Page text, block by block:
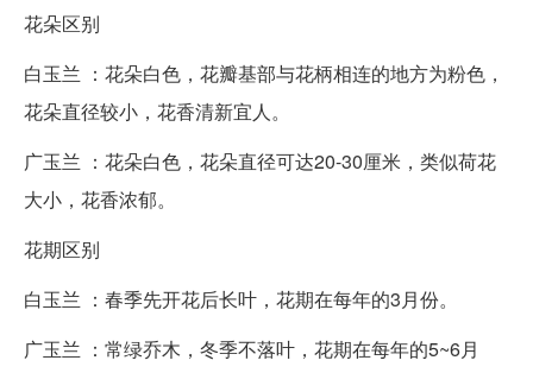
花朵区别
白玉兰 ：花朵白色，花瓣基部与花柄相连的地方为粉色，
花朵直径较小，花香清新宜人。
广玉兰 ：花朵白色，花朵直径可达20-30厘米，类似荷花
大小，花香浓郁。
花期区别
白玉兰 ：春季先开花后长叶，花期在每年的3月份。
广玉兰 ：常绿乔木，冬季不落叶，花期在每年的5~6月